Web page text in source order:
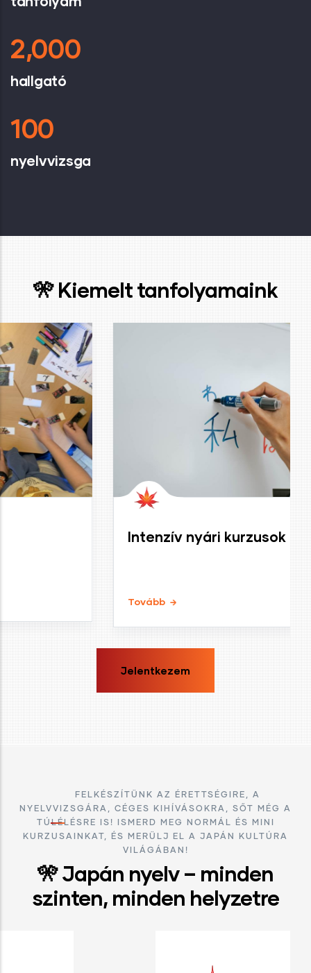
2,000
hallgató
100
nyelvvizsga
🎌 Kiemelt tanfolyamaink
Intenzív nyári kurzusok
Jelentkezem
FELKÉSZÍTÜNK AZ ÉRETTSÉGIRE, A
NYELVVIZSGÁRA, CÉGES KIHÍVÁSOKRA, SŐT MÉG A
TÚLÉLÉSRE IS! ISMERD MEG NORMÁL ÉS MINI
KURZUSAINKAT, ÉS MERÜLJ EL A JAPÁN KULTÚRA
VILÁGÁBAN!
🎌 Japán nyelv – minden
szinten, minden helyzetre